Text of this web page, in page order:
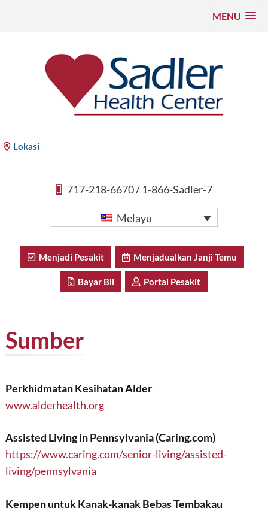
MENU
kandungan
Lokasi
717-218-6670/ 1-866-Sadler-7
Melayu
Menjadi Pesakit Menjadualkan Janji Temu
Bayar Bil Portal Pesakit
Sumber
Perkhidmatan Kesihatan Alder
www.alderhealth.org
Assisted Living in Pennsylvania (Caring.com)
https://www.caring.com/senior-living/assisted-
living/pennsylvania
Kempen untuk Kanak-kanak Bebas Tembakau